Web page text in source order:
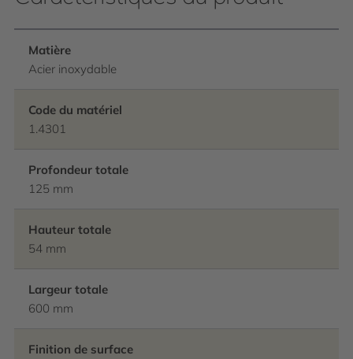
Matière
Acier inoxydable
Code du matériel
1.4301
Profondeur totale
125 mm
Hauteur totale
54 mm
Largeur totale
600 mm
Finition de surface